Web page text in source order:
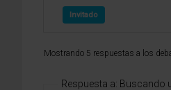
Invitado
Mostrando 5 respuestas a los
Respuesta a: Buscando